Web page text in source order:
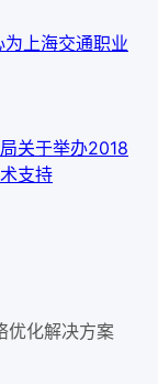
上海交通职业
关于举办2018
支持
优化解决方案